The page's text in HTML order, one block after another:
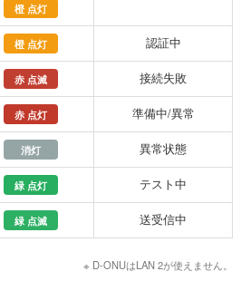
橙 点灯
橙 点灯 認証中
赤 点滅 接続失敗
赤 点灯 準備中/異常
消灯 異常状態
緑 点灯 テスト中
緑 点滅 送受信中
※ D-ONUはLAN 2が使えません。